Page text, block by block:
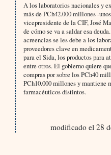
A los laboratorios nacionales y
más de PCh42.000 millones -
vicepresidente de la CIF, José
de cómo se va a saldar esa
acreencias se les debe a los
proveedores clave en
para el Sida, los productos para
entre otros. El gobierno quiere
compras por sobre los PCh40
PCh10.000 millones y mantiene
farmacéuticos distintos.
modificado el 28